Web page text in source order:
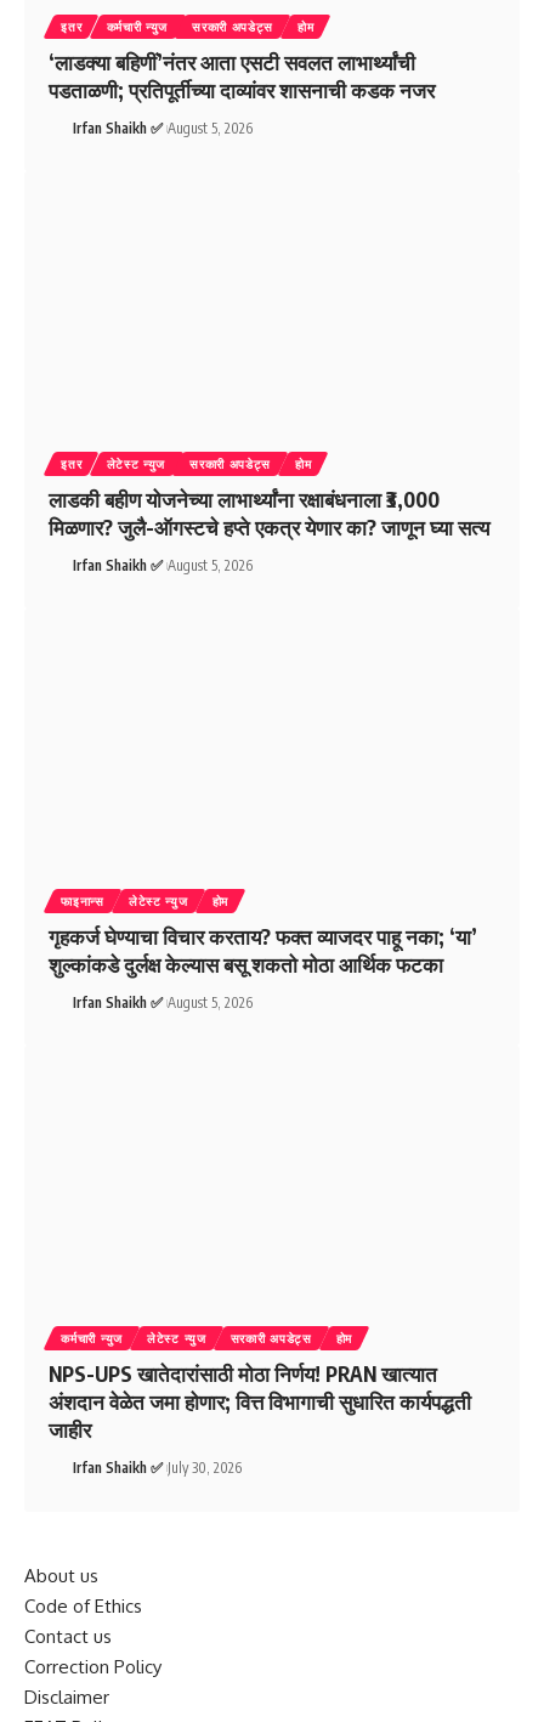
इतर कर्मचारी न्युज सरकारी अपडेट्स होम
‘लाडक्या बहिणीं’नंतर आता एसटी सवलत लाभार्थ्यांची
पडताळणी; प्रतिपूर्तीच्या दाव्यांवर शासनाची कडक नजर
Irfan Shaikh ✅ August 5, 2026
इतर लेटेस्ट न्युज सरकारी अपडेट्स होम
लाडकी बहीण योजनेच्या लाभार्थ्यांना रक्षाबंधनाला ₹3,000
मिळणार? जुलै-ऑगस्टचे हप्ते एकत्र येणार का? जाणून घ्या सत्य
Irfan Shaikh ✅ August 5, 2026
फाइनान्स लेटेस्ट न्युज होम
गृहकर्ज घेण्याचा विचार करताय? फक्त व्याजदर पाहू नका; ‘या’
शुल्कांकडे दुर्लक्ष केल्यास बसू शकतो मोठा आर्थिक फटका
Irfan Shaikh ✅ August 5, 2026
कर्मचारी न्युज लेटेस्ट न्युज सरकारी अपडेट्स होम
NPS-UPS खातेदारांसाठी मोठा निर्णय! PRAN खात्यात
अंशदान वेळेत जमा होणार; वित्त विभागाची सुधारित कार्यपद्धती
जाहीर
Irfan Shaikh ✅ July 30, 2026
About us
Code of Ethics
Contact us
Correction Policy
Disclaimer